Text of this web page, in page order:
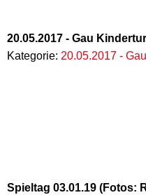
20.05.2017 - Gau
Kategorie: 20.05.2017 -
Spieltag 03.01.19 (Fotos: